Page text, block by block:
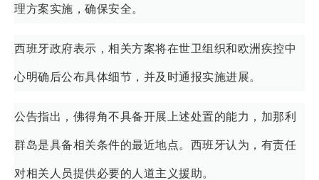
理方案实施，确保安全。
西班牙政府表示，相关方案将在世卫组织和欧洲疾控中
心明确后公布具体细节，并及时通报实施进展。
公告指出，佛得角不具备开展上述处置的能力，加那利
群岛是具备相关条件的最近地点。西班牙认为，有责任
对相关人员提供必要的人道主义援助。